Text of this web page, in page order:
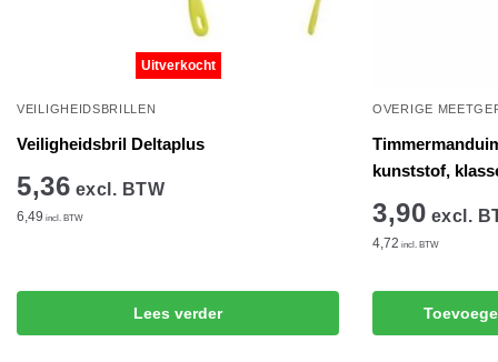
Uitverkocht
VEILIGHEIDSBRILLEN
Veiligheidsbril Deltaplus
5,36 excl. BTW
6,49 incl. BTW
Lees verder
OVERIGE
kunststof,
3,90 excl.
4,72 incl. BTW